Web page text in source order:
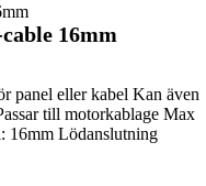
16mm
panel eller kabel Kan även
till motorkablage Max
16mm Lödanslutning